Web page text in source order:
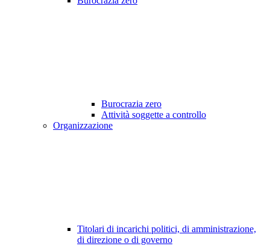
Burocrazia zero
Attività soggette a controllo
Organizzazione
Titolari di incarichi politici, di amministrazione,
di direzione o di governo